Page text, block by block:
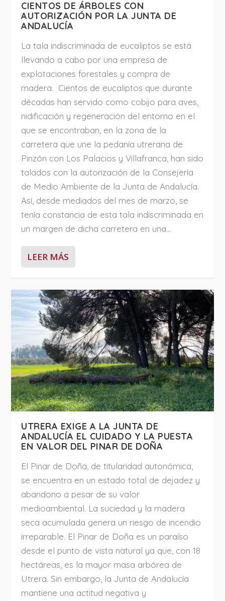
CIENTOS DE ÁRBOLES CON
AUTORIZACIÓN POR LA JUNTA DE
ANDALUCÍA
La tala indiscriminada de eucaliptos se está
llevando a cabo por una empresa de
explotaciones forestales y compra de
madera. Cientos de eucaliptos que durante
décadas han servido como cobijo para aves,
nidificación y regeneración del entorno en el
que se encontraban, en la zona de la
carretera que une la pedanía utrerana de
Pinzón con Los Palacios y Villafranca, han sido
talados con la autorización de la Consejería
de Medio Ambiente de la Junta de Andalucía.
Así, desde mediados del mes de marzo, se
tenía constancia de esta tala indiscriminada en
un margen de dicha carretera en una...
LEER MÁS
UTRERA EXIGE A LA JUNTA DE
ANDALUCÍA EL CUIDADO Y LA PUESTA
EN VALOR DEL PINAR DE DOÑA
El Pinar de Doña, de titularidad autonómica,
se encuentra en un estado total de dejadez y
abandono a pesar de su valor
medioambiental. La suciedad y la madera
seca acumulada genera un riesgo de incendio
irreparable. El Pinar de Doña es un paraíso
desde el punto de vista natural ya que, con 18
hectáreas, es la mayor masa arbórea de
Utrera. Sin embargo, la Junta de Andalucía
mantiene una actitud negativa y